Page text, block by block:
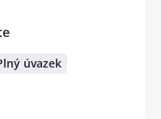
úvazek